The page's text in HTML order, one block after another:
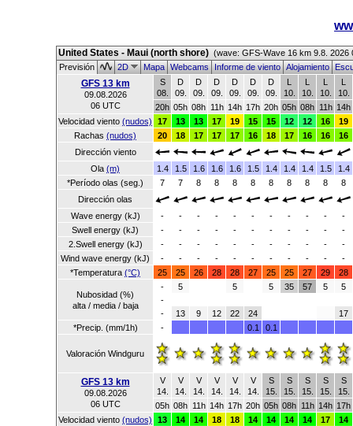
United States - Maui (north shore) (wave: GFS-Wave 16 km 9.8. 2026
Previsión
2D MapaWebcamsInforme de vientoAlojamiento
GFS 13 km
09.08.2026
06 UTC
S
08.
D
09.
D
09.
D
09.
D
09.
D
09.
D
09.
L
10.
L
10.
L
10.
L
10.
20h 05h 08h 11h 14h 17h 20h 05h 08h 11h 14h
Velocidad viento (nudos) 17 13 13 17 19 15 15 12 12 16
19
Rachas (nudos) 20 18 17 17 17 16 18 17 16 16
16
Dirección viento
Ola (m) 1.4 1.5 1.6 1.6 1.6 1.5 1.4 1.4 1.4 1.5
1.4
*Período olas (seg.)
7 7 8 8 8 8 8 8 8 8
8
Dirección olas
Wave energy (kJ)
- - - - - - - - - -
-
Swell energy (kJ)
- - - - - - - - - -
-
2.Swell energy (kJ)
- - - - - - - - - -
-
Wind wave energy (kJ)
- - - - - - - - - -
-
*Temperatura (°C) 25 25 26 28 28 27 25 25 27 29 28
Nubosidad (%)
alta / media / baja
-
-
-
5
13 9 12
5
22 24
5 35 57 5 5
17
*Precip. (mm/1h)
- 0.1 0.1
Valoración Windguru
GFS 13 km
09.08.2026
06 UTC
V
14.
V
14.
V
14.
V
14.
V
14.
V
14.
S
15.
S
15.
S
15.
S
15.
S
15.
05h 08h 11h 14h 17h 20h 05h 08h 11h 14h 17h
Velocidad viento (nudos) 13 14 14 18 18 14 14 14 14 17
14